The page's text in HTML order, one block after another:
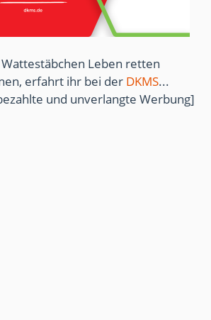
Leben retten
erfahrt ihr bei der DKMS...
und unverlangte Werbung]